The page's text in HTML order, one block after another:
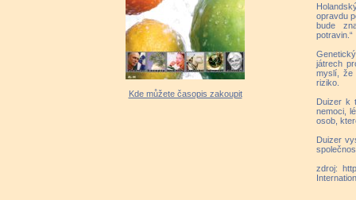
Kde můžete časopis zakoupit
opravdu
bude
potravin.“
játrech
myslí, že
riziko.
Duizer k
nemoci,
osob,
Duizer
zdroj: